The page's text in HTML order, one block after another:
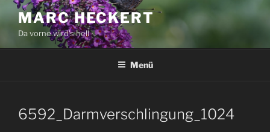
Zum
Inhalt
springen
MARC HECKERT
Da vorne wird's hell
Menü
6592_Darmverschlingung_1024